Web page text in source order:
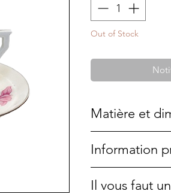
Out of Stock
Matière et
8 x 5 cm
Information
une pièce
Il vous faut